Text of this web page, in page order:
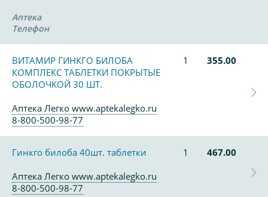
Аптека
Телефон
ВИТАМИР ГИНКГО БИЛОБА
КОМПЛЕКС ТАБЛЕТКИ ПОКРЫТЫЕ
ОБОЛОЧКОЙ 30 ШТ.
1 355.00
Аптека Легко www.aptekalegko.ru
8-800-500-98-77
Гинкго билоба 40шт. таблетки 1
467.00
Аптека Легко www.aptekalegko.ru
8-800-500-98-77